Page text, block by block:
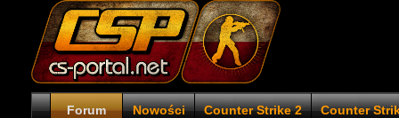
Forum Nowości Counter Strike 2 Counter